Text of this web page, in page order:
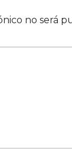
no será